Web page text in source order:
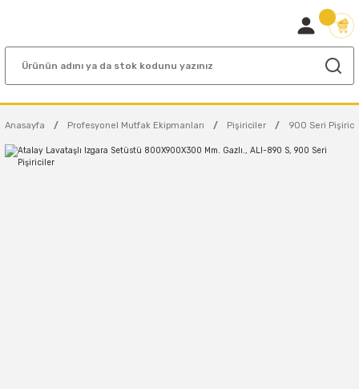
Anasayfa Profesyonel Mutfak Ekipmanları Pişiriciler 900 Seri